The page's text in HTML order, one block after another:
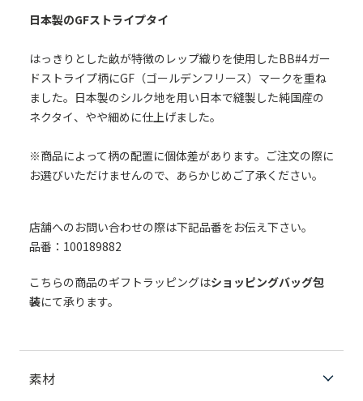
日本製のGFストライプタイ
はっきりとした畝が特徴のレップ織りを使用したBB#4ガー
ドストライプ柄にGF（ゴールデンフリース）マークを重ね
ました。日本製のシルク地を用い日本で縫製した純国産の
ネクタイ、やや細めに仕上げました。
※商品によって柄の配置に個体差があります。ご注文の際に
お選びいただけませんので、あらかじめご了承ください。
店舗へのお問い合わせの際は下記品番をお伝え下さい。
品番：100189882
こちらの商品のギフトラッピングはショッピングバッグ包
装にて承ります。
素材